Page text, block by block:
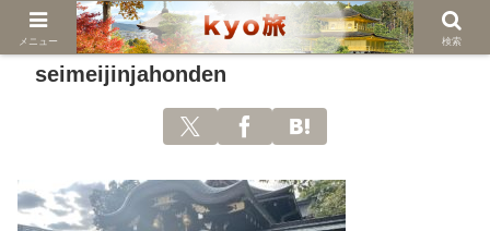
seimeijinjahonden
メニュー 検索